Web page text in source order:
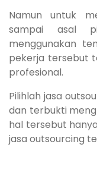
Namun untuk
sampai asal
menggunakan
pekerja tersebut
profesional.
Pilihlah jasa
dan terbukti
hal tersebut
jasa outsourcing